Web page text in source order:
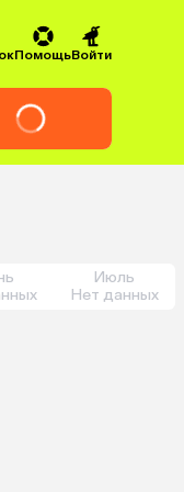
ПомощьВойти
Июль
Нет данных